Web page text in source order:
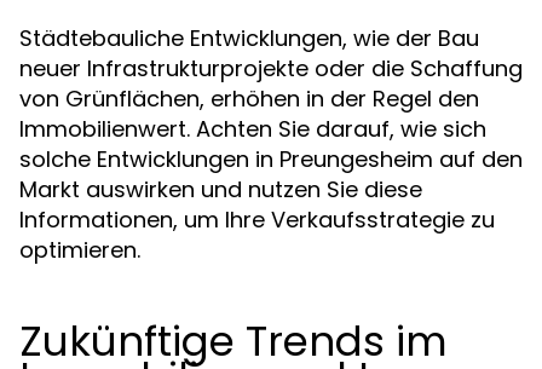
Städtebauliche Entwicklungen, wie der Bau
neuer Infrastrukturprojekte oder die Schaffung
von Grünflächen, erhöhen in der Regel den
Immobilienwert. Achten Sie darauf, wie sich
solche Entwicklungen in Preungesheim auf den
Markt auswirken und nutzen Sie diese
Informationen, um Ihre Verkaufsstrategie zu
optimieren.
Zukünftige Trends im